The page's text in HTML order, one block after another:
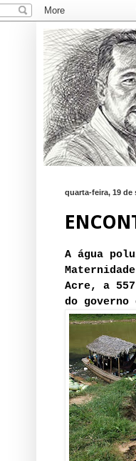
quarta-feira, 19 de
A água
Acre, a
do